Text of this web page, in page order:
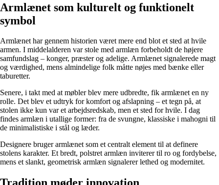
Armlænet som kulturelt og funktionelt
symbol
Armlænet har gennem historien været mere end blot et sted at hvile
armen. I middelalderen var stole med armlæn forbeholdt de højere
samfundslag – konger, præster og adelige. Armlænet signalerede magt
og værdighed, mens almindelige folk måtte nøjes med bænke eller
taburetter.
Senere, i takt med at møbler blev mere udbredte, fik armlænet en ny
rolle. Det blev et udtryk for komfort og afslapning – et tegn på, at
stolen ikke kun var et arbejdsredskab, men et sted for hvile. I dag
findes armlæn i utallige former: fra de svungne, klassiske i mahogni til
de minimalistiske i stål og læder.
Designere bruger armlænet som et centralt element til at definere
stolens karakter. Et bredt, polstret armlæn inviterer til ro og fordybelse,
mens et slankt, geometrisk armlæn signalerer lethed og modernitet.